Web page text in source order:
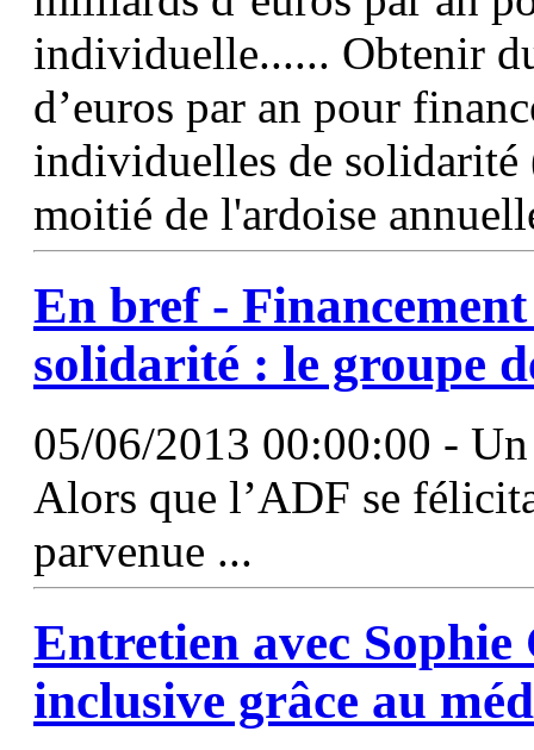
individuelle...... Obtenir
d’euros par an pour
individuelles de
moitié de l'ardoise
En bref -
solidarité : le groupe
05/06/2013 00:00:00 -
Alors que l’ADF se
parvenue ...
Entretien avec Sophie
inclusive grâce au